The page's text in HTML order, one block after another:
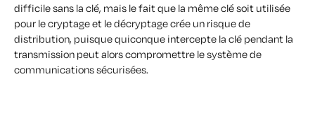
difficile sans la clé, mais le fait que la même clé soit utilisée
pour le cryptage et le décryptage crée un risque de
distribution, puisque quiconque intercepte la clé pendant la
transmission peut alors compromettre le système de
communications sécurisées.